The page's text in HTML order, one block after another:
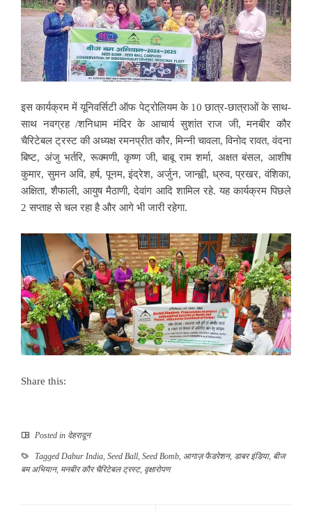
इस कार्यक्रम में यूनिवर्सिटी ऑफ पेट्रोलियम के 10 छात्र-छात्राओं के साथ-
साथ नवग्रह /शनिधाम मंदिर के आचार्य सुशांत राज जी, मनबीर कौर
चैरिटेबल ट्रस्ट की अध्यक्ष रमनप्रीत कौर, मिन्नी चावला, विनोद रावत, वंदना
बिष्ट, अंजु भर्तरि, रूक्मणी, कृष्ण जी, बाबू राम शर्मा, अक्षत बंसल, आशीष
कुमार, सुमन अवि, हर्ष, पूनम, इंद्रेश, अर्जुन, जान्ह्वी, ध्रुव, प्रखर, वंशिका,
अक्षिता, शैफाली, आयुष मैठाणी, देवांग आदि शामिल रहे. यह कार्यक्रम पिछले
2 सप्ताह से चल रहा है और आगे भी जारी रहेगा.
Share this:
Posted in देहरादून
Tagged Dabur India, Seed Ball, Seed Bomb, आगाज़ फैडरेशन, डाबर इंडिया, बीज
बम अभियान, मनबीर कौर चैरिटेबल ट्रस्ट, वृक्षारोपण